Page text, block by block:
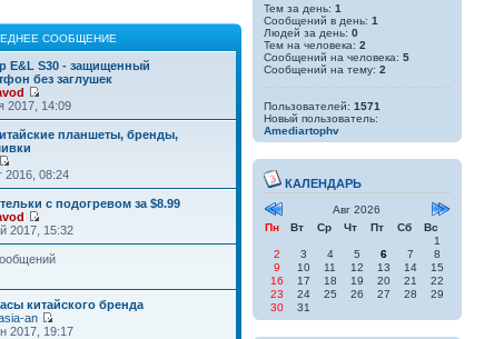
СООБЩЕНИЕ
E&L S30 - защищенный
без заглушек
2017, 14:09
планшеты, бренды,
2016, 08:24
с подогревом за $8.99
2017, 15:32
китайского бренда
an
2017, 19:17
Тем за день: 1
Сообщений в день: 1
Людей за день: 0
Тем на человека: 2
Сообщений на человека: 5
Сообщений на тему: 2
Пользователей: 1571
Новый пользователь:
Amediartophv
КАЛЕНДАРЬ
Авг 2026
Пн
Вт Ср Чт Пт Сб
Вс
1
2
3 4 5 6 7
8
9
10 11 12 13 14
15
16
17 18 19 20 21
22
23
24 25 26 27 28
29
30
31